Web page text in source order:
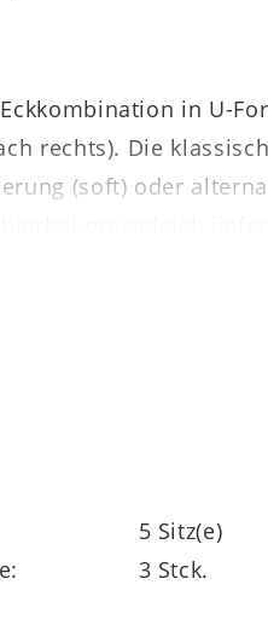
in U-
rechts). Die
(soft) oder
besteht aus einem
sowie eine
5 Sitz(e)
3 Stck.